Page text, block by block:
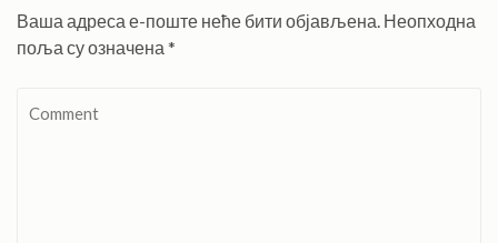
Ваша адреса е-поште неће бити објављена. Неопходна
поља су означена *